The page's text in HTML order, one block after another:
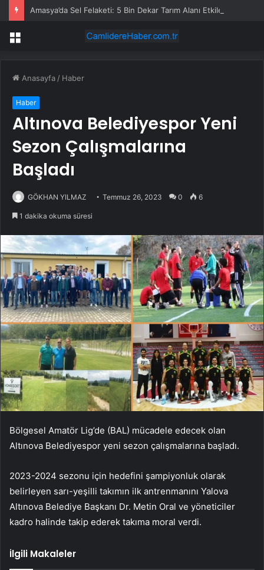
Amasya’da Sel Felaketi: 5 Bin Dekar Tarım Alanı Etkilendi
Menü
Anasayfa / Haber
Haber
Altınova Belediyespor Yeni
Sezon Çalışmalarına
Başladı
GÖKHAN YILMAZ Temmuz 26, 2023 0 6
1 dakika okuma süresi
Bölgesel Amatör Lig’de (BAL) mücadele edecek olan
Altınova Belediyespor yeni sezon çalışmalarına başladı.
2023-2024 sezonu için hedefini şampiyonluk olarak
belirleyen sarı-yeşilli takımın ilk antrenmanını Yalova
Altınova Belediye Başkanı Dr. Metin Oral ve yöneticiler
kadro halinde takip ederek takıma moral verdi.
İlgili Makaleler